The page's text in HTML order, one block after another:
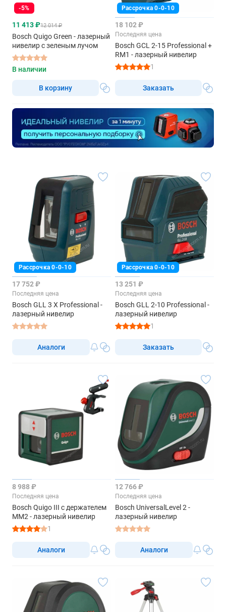
-5%
11 413 ₽12 014 ₽
Bosch Quigo Green - лазерный
нивелир с зеленым лучом
В наличии
В корзину
Рассрочка 0-0-10
18 102 ₽
Последняя цена
Bosch GCL 2-15 Professional +
RM1 - лазерный нивелир
1
Заказать
Рассрочка 0-0-10
17 752 ₽
Последняя цена
Bosch GLL 3 X Professional -
лазерный нивелир
Аналоги
Рассрочка 0-0-10
13 251 ₽
Последняя цена
Bosch GLL 2-10 Professional -
лазерный нивелир
1
Заказать
8 988 ₽
Последняя цена
Bosch Quigo III с держателем
MM2 - лазерный нивелир
1
Аналоги
12 766 ₽
Последняя цена
Bosch UniversalLevel 2 -
лазерный нивелир
Аналоги